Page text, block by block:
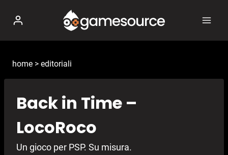
contenuto
home > editoriali
Back in Time –
LocoRoco
Un gioco per PSP. Su misura.